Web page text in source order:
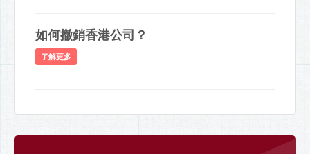
如何撤銷香港公司？
了解更多